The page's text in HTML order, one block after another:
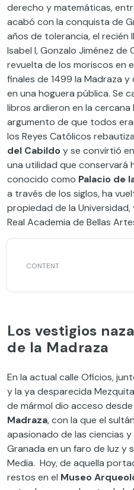
derecho y matemáticas,
acabó con la conquista de
años de tolerancia, el recién
Isabel I, Gonzalo Jiménez de
revuelta de los moriscos en
finales de 1499 la Madraza
en una hoguera pública. Se
libros ardieron en la cercana
argumento de que todos
los Reyes Católicos
del Cabildoy se convirtió
una utilidad que conservará
conocido como Palacio de
a través de los siglos, ha
propiedad de la
Real Academia de Bellas
Los vestigios
de la Madraza
En la actual calle Oficios,
y la ya desparecida
de mármol dio acceso
Madraza, con la que el
apasionado de las ciencias
Granada en un faro de luz y
Media. Hoy, de aquella
restos en el Museo